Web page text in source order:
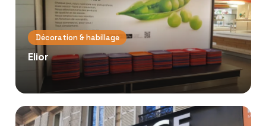
Décoration & habillage
Elior